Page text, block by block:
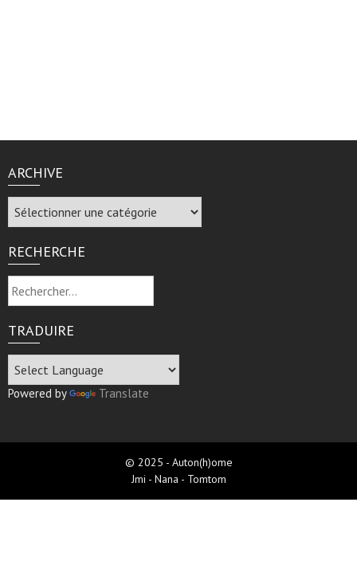
ARCHIVE
Archive
RECHERCHE
Rechercher :
TRADUIRE
Powered by Translate
© 2025 - Auton(h)ome
Jmi - Nana - Tomtom